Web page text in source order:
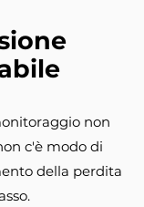
non
c'è modo di
della perdita